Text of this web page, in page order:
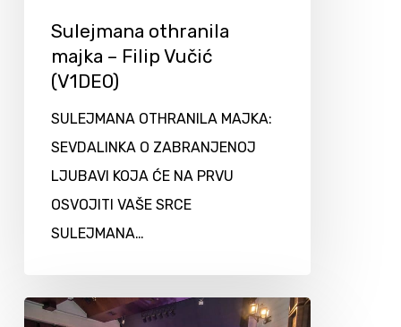
Sulejmana othranila
majka – Filip Vučić
(V1DEO)
SULEJMANA OTHRANILA MAJKA:
SEVDALINKA O ZABRANJENOJ
LJUBAVI KOJA ĆE NA PRVU
OSVOJITI VAŠE SRCE
SULEJMANA…